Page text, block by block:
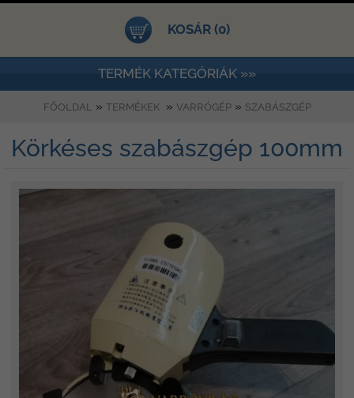
KOSÁR (0)
TERMÉK KATEGÓRIÁK »»
FŐOLDAL » TERMÉKEK » VARRÓGÉP» SZABÁSZGÉP
Körkéses szabászgép 100mm